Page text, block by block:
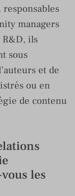
managers
R&D, ils
sous
et de
ou en
de contenu
les